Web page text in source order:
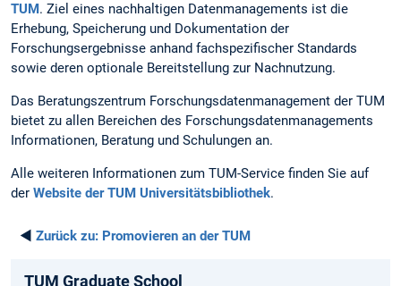
TUM. Ziel eines nachhaltigen Datenmanagements ist die
Erhebung, Speicherung und Dokumentation der
Forschungsergebnisse anhand fachspezifischer Standards
sowie deren optionale Bereitstellung zur Nachnutzung.
Das Beratungszentrum Forschungsdatenmanagement der TUM
bietet zu allen Bereichen des Forschungsdatenmanagements
Informationen, Beratung und Schulungen an.
Alle weiteren Informationen zum TUM-Service finden Sie auf
der Website der TUM Universitätsbibliothek.
◄ Zurück zu: Promovieren an der TUM
TUM Graduate School